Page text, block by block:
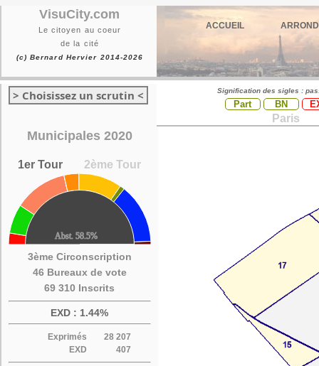
VisuCity.com
Le citoyen au coeur
de la cité
(c) Bernard Hervier 2014-2026
ACCUEIL
> Choisissez un scrutin <
Municipales 2020
1er Tour 2ème Tour
3ème Circonscription
46 Bureaux de vote
69 310 Inscrits
EXD : 1.44%
Exprimés
28 207
EXD
407
Signification des sigles :
Part BN
Paris